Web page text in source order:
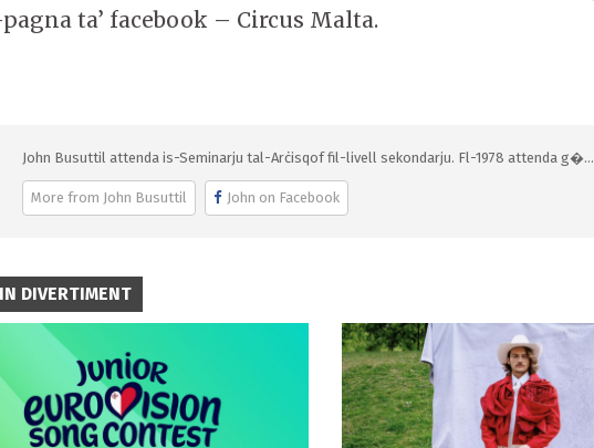
ta’ facebook – Circus Malta.
John Busuttil attenda is-Seminarju tal-Arċisqof fil-livell sekondarju. Fl-1978 attenda g�...
More from John Busuttil John on Facebook
DIVERTIMENT